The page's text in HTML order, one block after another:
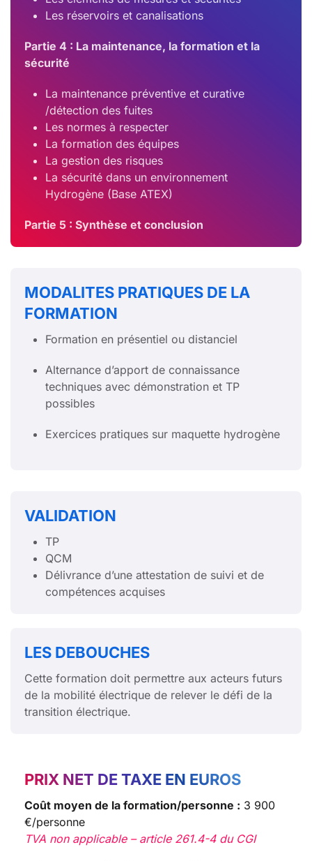
Les réservoirs et canalisations
Partie 4 : La maintenance, la formation et la
sécurité
La maintenance préventive et curative
/détection des fuites
Les normes à respecter
La formation des équipes
La gestion des risques
La sécurité dans un environnement
Hydrogène (Base ATEX)
Partie 5 : Synthèse et conclusion
MODALITES PRATIQUES DE LA
FORMATION
Formation en présentiel ou distanciel
Alternance d’apport de connaissance
techniques avec démonstration et TP
possibles
Exercices pratiques sur maquette hydrogène
VALIDATION
TP
QCM
Délivrance d’une attestation de suivi et de
compétences acquises
LES DEBOUCHES
Cette formation doit permettre aux acteurs futurs
de la mobilité électrique de relever le défi de la
transition électrique.
PRIX NET DE TAXE EN EUROS
Coût moyen de la formation/personne : 3 900
€/personne
TVA non applicable – article 261.4-4 du CGI